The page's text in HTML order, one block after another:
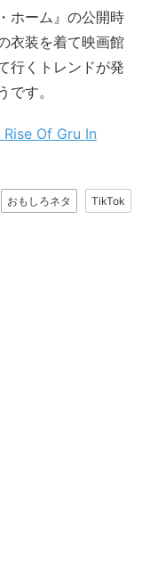
ホーム』の公開時
衣装を着て映画館
行くトレンドが発
す。
Of Gru In
おもしろネタ TikTok